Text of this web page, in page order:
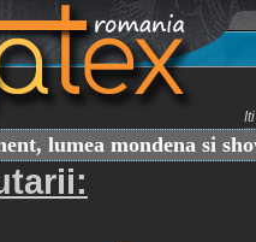
lumea mondena si